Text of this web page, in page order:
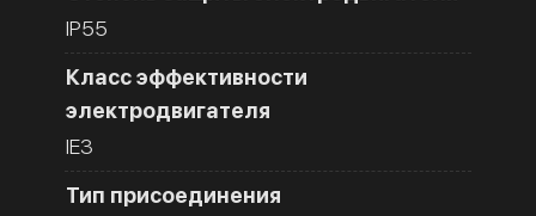
IP55
Класс эффективности
электродвигателя
IE3
Тип присоединения